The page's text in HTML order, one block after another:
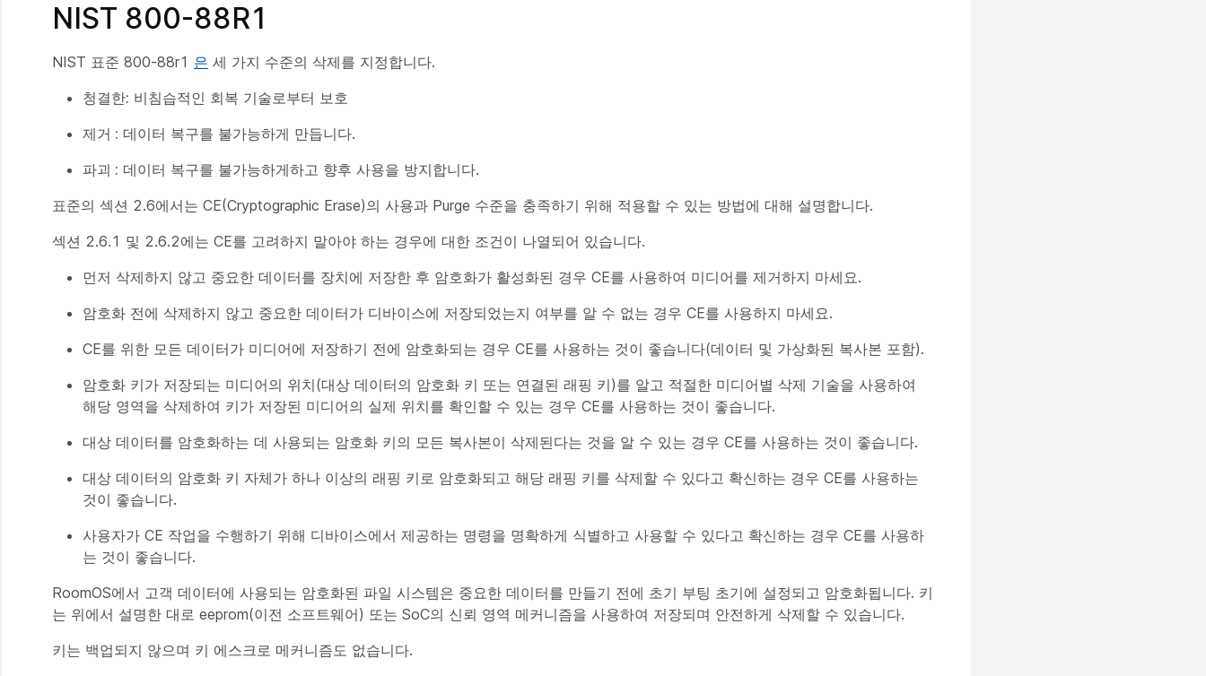
NIST 800-88R1
NIST 표준 800-88r1 은 세 가지 수준의 삭제를 지정합니다.
청결한: 비침습적인 회복 기술로부터 보호
제거 : 데이터 복구를 불가능하게 만듭니다.
파괴 : 데이터 복구를 불가능하게하고 향후 사용을 방지합니다.
표준의 섹션 2.6에서는 CE(Cryptographic Erase)의 사용과 Purge 수준을 충족하기 위해 적용할 수 있는 방법에 대해 설명합니다.
섹션 2.6.1 및 2.6.2에는 CE를 고려하지 말아야 하는 경우에 대한 조건이 나열되어 있습니다.
먼저 삭제하지 않고 중요한 데이터를 장치에 저장한 후 암호화가 활성화된 경우 CE를 사용하여 미디어를 제거하지 마세요.
암호화 전에 삭제하지 않고 중요한 데이터가 디바이스에 저장되었는지 여부를 알 수 없는 경우 CE를 사용하지 마세요.
CE를 위한 모든 데이터가 미디어에 저장하기 전에 암호화되는 경우 CE를 사용하는 것이 좋습니다(데이터 및 가상화된 복사본 포함).
암호화 키가 저장되는 미디어의 위치(대상 데이터의 암호화 키 또는 연결된 래핑 키)를 알고 적절한 미디어별 삭제 기술을 사용하여
해당 영역을 삭제하여 키가 저장된 미디어의 실제 위치를 확인할 수 있는 경우 CE를 사용하는 것이 좋습니다.
대상 데이터를 암호화하는 데 사용되는 암호화 키의 모든 복사본이 삭제된다는 것을 알 수 있는 경우 CE를 사용하는 것이 좋습니다.
대상 데이터의 암호화 키 자체가 하나 이상의 래핑 키로 암호화되고 해당 래핑 키를 삭제할 수 있다고 확신하는 경우 CE를 사용하는
것이 좋습니다.
사용자가 CE 작업을 수행하기 위해 디바이스에서 제공하는 명령을 명확하게 식별하고 사용할 수 있다고 확신하는 경우 CE를 사용하
는 것이 좋습니다.
RoomOS에서 고객 데이터에 사용되는 암호화된 파일 시스템은 중요한 데이터를 만들기 전에 초기 부팅 초기에 설정되고 암호화됩니다. 키
는 위에서 설명한 대로 eeprom(이전 소프트웨어) 또는 SoC의 신뢰 영역 메커니즘을 사용하여 저장되며 안전하게 삭제할 수 있습니다.
키는 백업되지 않으며 키 에스크로 메커니즘도 없습니다.